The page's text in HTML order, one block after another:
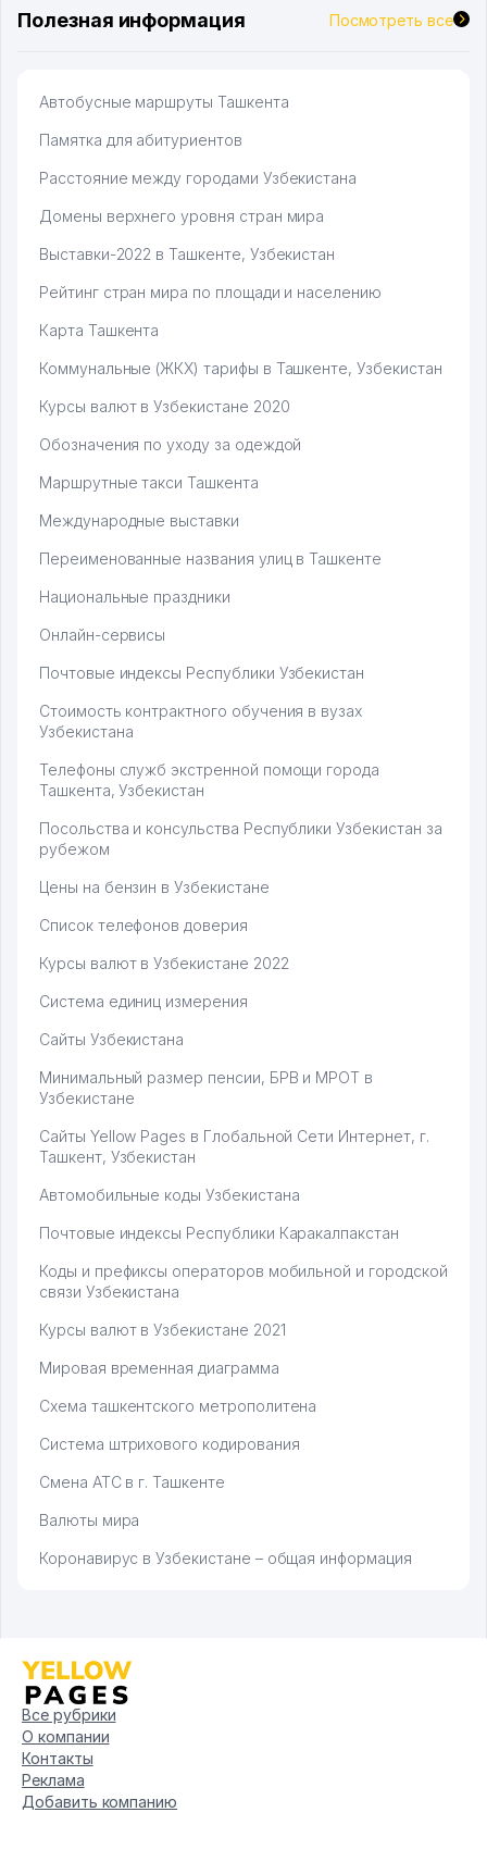
Полезная информация Посмотреть все
Автобусные маршруты Ташкента
Памятка для абитуриентов
Расстояние между городами Узбекистана
Домены верхнего уровня стран мира
Выставки-2022 в Ташкенте, Узбекистан
Рейтинг стран мира по площади и населению
Карта Ташкента
Коммунальные (ЖКХ) тарифы в Ташкенте, Узбекистан
Курсы валют в Узбекистане 2020
Обозначения по уходу за одеждой
Маршрутные такси Ташкента
Международные выставки
Переименованные названия улиц в Ташкенте
Национальные праздники
Онлайн-сервисы
Почтовые индексы Республики Узбекистан
Стоимость контрактного обучения в вузах
Узбекистана
Телефоны служб экстренной помощи города
Ташкента, Узбекистан
Посольства и консульства Республики Узбекистан за
рубежом
Цены на бензин в Узбекистане
Список телефонов доверия
Курсы валют в Узбекистане 2022
Система единиц измерения
Сайты Узбекистана
Минимальный размер пенсии, БРВ и МРОТ в
Узбекистане
Сайты Yellow Pages в Глобальной Сети Интернет, г.
Ташкент, Узбекистан
Автомобильные коды Узбекистана
Почтовые индексы Республики Каракалпакстан
Коды и префиксы операторов мобильной и городской
связи Узбекистана
Курсы валют в Узбекистане 2021
Мировая временная диаграмма
Схема ташкентского метрополитена
Система штрихового кодирования
Смена АТС в г. Ташкенте
Валюты мира
Коронавирус в Узбекистане – общая информация
Все рубрики
О компании
Контакты
Реклама
Добавить компанию